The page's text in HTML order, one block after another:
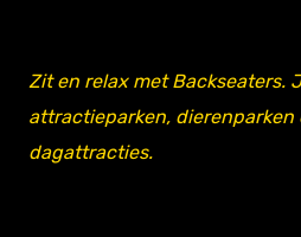
Zit en relax met Backseaters.
attractieparken, dierenparken
dagattracties.